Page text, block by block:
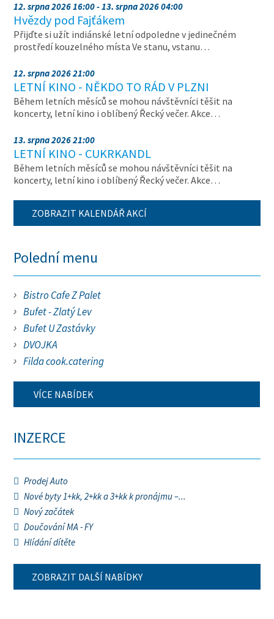
12. srpna 2026 16:00 - 13. srpna 2026 04:00
Hvězdy pod Fajťákem
Přijďte si užít indiánské letní odpoledne v jedinečném
prostředí kouzelného místa Ve stanu, vstanu…
12. srpna 2026 21:00
LETNÍ KINO - NĚKDO TO RÁD V PLZNI
Během letních měsíců se mohou návštěvníci těšit na
koncerty, letní kino i oblíbený Řecký večer. Akce…
13. srpna 2026 21:00
LETNÍ KINO - CUKRKANDL
Během letních měsíců se mohou návštěvníci těšit na
koncerty, letní kino i oblíbený Řecký večer. Akce…
ZOBRAZIT KALENDÁŘ AKCÍ
Polední menu
Bistro Cafe Z Palet
Bufet - Zlatý Lev
Bufet U Zastávky
DVOJKA
Filda cook.catering
VÍCE NABÍDEK
INZERCE
Prodej Auto
Nové byty 1+kk, 2+kk a 3+kk k pronájmu –...
Nový začátek
Doučování MA - FY
Hlídání dítěte
ZOBRAZIT DALŠÍ NABÍDKY